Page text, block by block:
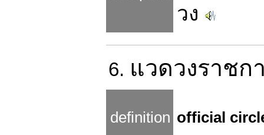
วง
6. แวดวงราชก
definition official